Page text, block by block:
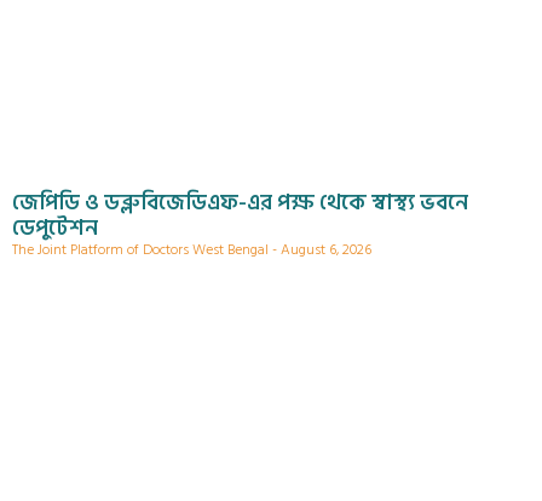
জেপিডি ও ডব্লুবিজেডিএফ-এর পক্ষ থেকে স্বাস্থ্য ভবনে
ডেপুটেশন
The Joint Platform of Doctors West Bengal August 6, 2026